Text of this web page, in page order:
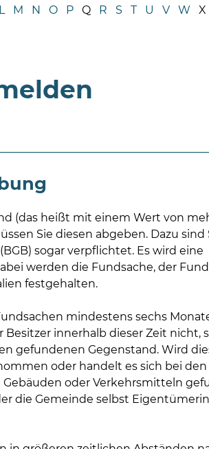
L M N O P Q R S T U V W X
(das heißt mit einem Wert von
Sie diesen abgeben. Dazu sind
sogar verpflichtet. Es wird eine
werden die Fundsache, der
festgehalten.
mindestens sechs
innerhalb dieser Zeit nicht,
gefundenen Gegenstand. Wird
oder handelt es sich bei den
oder Verkehrsmitteln
die Gemeinde selbst